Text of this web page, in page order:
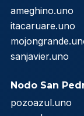
ameghino.uno
itacaruare.uno
sanjavier.uno
Nodo San
pozoazul.uno